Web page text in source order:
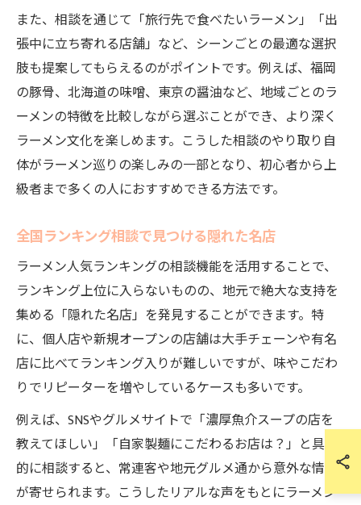
また、相談を通じて「旅行先で食べたいラーメン」「出
張中に立ち寄れる店舗」など、シーンごとの最適な選択
肢も提案してもらえるのがポイントです。例えば、福岡
の豚骨、北海道の味噌、東京の醤油など、地域ごとのラ
ーメンの特徴を比較しながら選ぶことができ、より深く
ラーメン文化を楽しめます。こうした相談のやり取り自
体がラーメン巡りの楽しみの一部となり、初心者から上
級者まで多くの人におすすめできる方法です。
全国ランキング相談で見つける隠れた名店
ラーメン人気ランキングの相談機能を活用することで、
ランキング上位に入らないものの、地元で絶大な支持を
集める「隠れた名店」を発見することができます。特
に、個人店や新規オープンの店舗は大手チェーンや有名
店に比べてランキング入りが難しいですが、味やこだわ
りでリピーターを増やしているケースも多いです。
例えば、SNSやグルメサイトで「濃厚魚介スープの店を
教えてほしい」「自家製麺にこだわるお店は？」と具体
的に相談すると、常連客や地元グルメ通から意外な情報
が寄せられます。こうしたリアルな声をもとにラーメン